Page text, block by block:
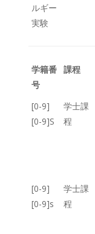
ルギー
実験
学籍番
号
課程
[0-9]
[0-9]S
学士課
程
[0-9]
[0-9]s
学士課
程